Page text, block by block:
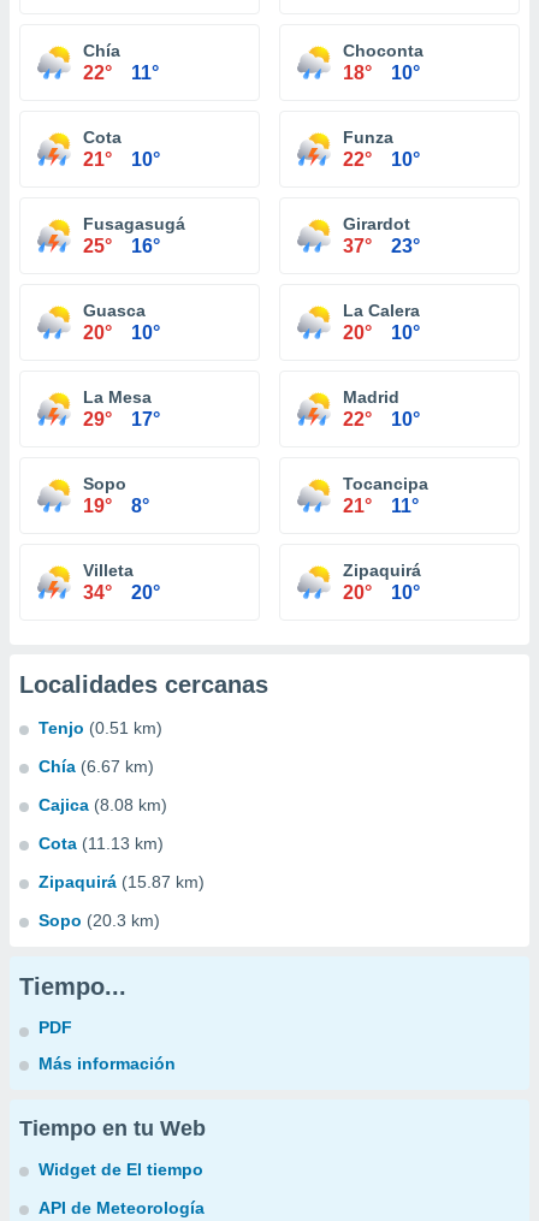
Chía
22° 11°
Choconta
18° 10°
Cota
21° 10°
Funza
22° 10°
Fusagasugá
25° 16°
Girardot
37° 23°
Guasca
20° 10°
La Calera
20° 10°
La Mesa
29° 17°
Madrid
22° 10°
Sopo
19° 8°
Tocancipa
21° 11°
Villeta
34° 20°
Zipaquirá
20° 10°
Localidades cercanas
Tenjo (0.51 km)
Chía (6.67 km)
Cajica (8.08 km)
Cota (11.13 km)
Zipaquirá (15.87 km)
Sopo (20.3 km)
Tiempo...
PDF
Más información
Tiempo en tu Web
Widget de El tiempo
API de Meteorología